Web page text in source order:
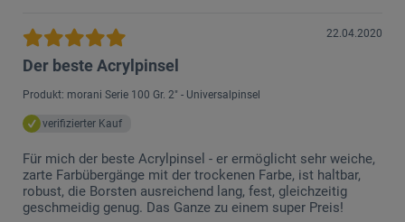
22.04.2020
Der beste Acrylpinsel
Produkt: morani Serie 100 Gr. 2" - Universalpinsel
verifizierter Kauf
Für mich der beste Acrylpinsel - er ermöglicht sehr weiche,
zarte Farbübergänge mit der trockenen Farbe, ist haltbar,
robust, die Borsten ausreichend lang, fest, gleichzeitig
geschmeidig genug. Das Ganze zu einem super Preis!